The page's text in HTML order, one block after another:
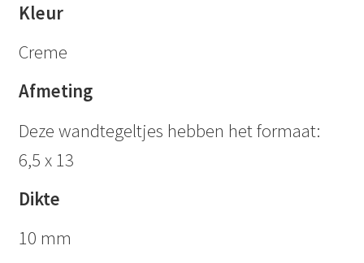
Kleur
Creme
Afmeting
Deze wandtegeltjes hebben het formaat:
6,5 x 13
Dikte
10 mm